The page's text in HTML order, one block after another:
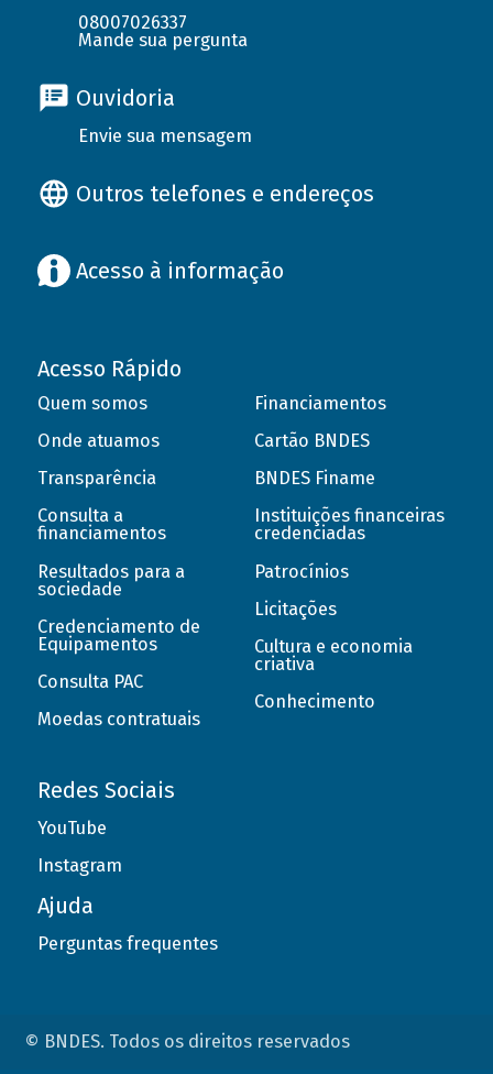
08007026337
Mande sua pergunta
Ouvidoria
Envie sua mensagem
Outros telefones e endereços
Acesso à informação
Acesso Rápido
Quem somos
Onde atuamos
Transparência
Consulta a
financiamentos
Resultados para a
sociedade
Credenciamento de
Equipamentos
Consulta PAC
Moedas contratuais
Financiamentos
Cartão BNDES
BNDES Finame
Instituições financeiras
credenciadas
Patrocínios
Licitações
Cultura e economia
criativa
Conhecimento
Redes Sociais
YouTube
Instagram
Ajuda
Perguntas frequentes
© BNDES. Todos os direitos reservados